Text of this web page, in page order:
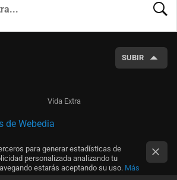
SUBIR
Vida Extra
de Webedia
para generar estadísticas de
personalizada analizando tu
estarás aceptando su uso. Más